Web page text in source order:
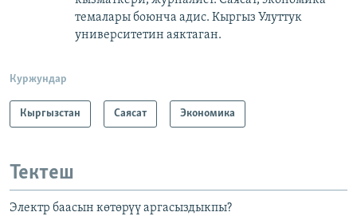
темалары боюнча адис. Кыргыз Улуттук
университетин аяктаган.
Куржундар
Кыргызстан Саясат Экономика
Тектеш
Электр баасын көтөрүү аргасыздыкпы?